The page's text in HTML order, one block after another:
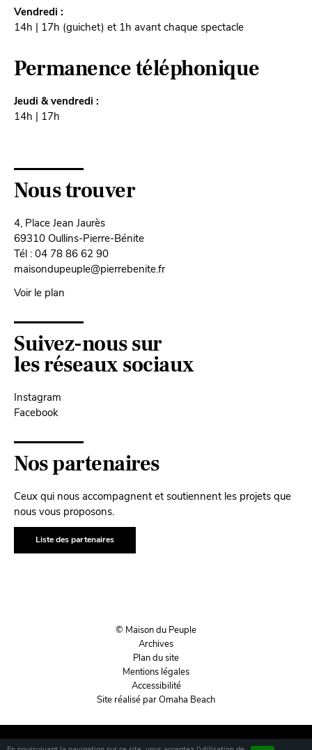
Vendredi :
14h | 17h (guichet) et 1h avant chaque spectacle
Permanence téléphonique
Jeudi & vendredi :
14h | 17h
Nous trouver
4, Place Jean Jaurès
69310 Oullins-Pierre-Bénite
Tél : 04 78 86 62 90
maisondupeuple@pierrebenite.fr
Voir le plan
Suivez-nous sur
les réseaux sociaux
Instagram
Facebook
Nos partenaires
Ceux qui nous accompagnent et soutiennent les projets que
nous vous proposons.
Liste des partenaires
© Maison du Peuple
Archives
Plan du site
Mentions légales
Accessibilité
Site réalisé par Omaha Beach